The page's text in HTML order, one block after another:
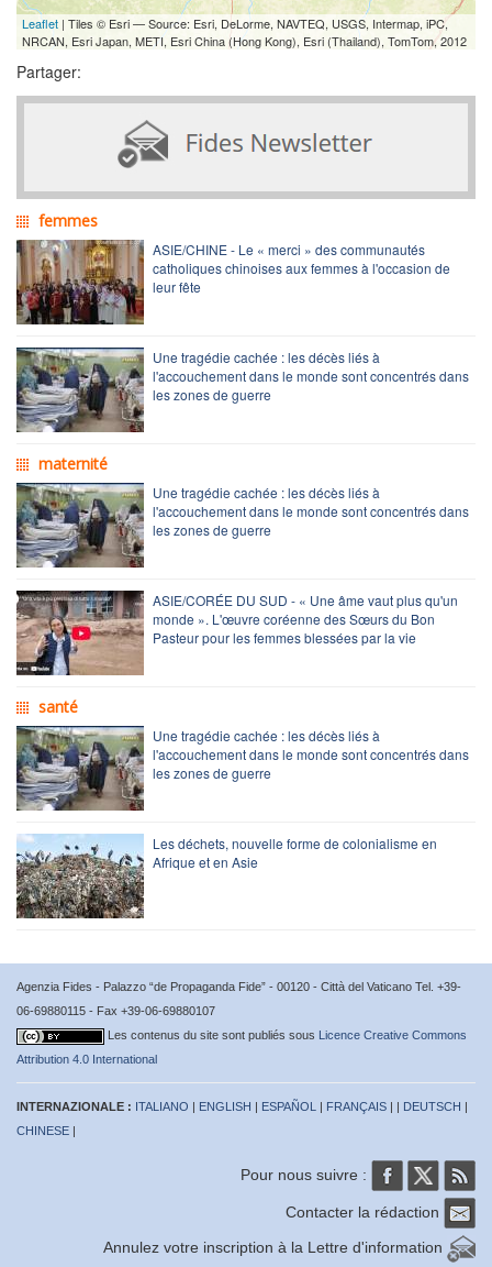
Leaflet | Tiles © Esri — Source: Esri, DeLorme, NAVTEQ, USGS, Intermap, iPC,
NRCAN, Esri Japan, METI, Esri China (Hong Kong), Esri (Thailand), TomTom, 2012
Partager:
femmes
ASIE/CHINE - Le « merci » des communautés
catholiques chinoises aux femmes à l'occasion de
leur fête
Une tragédie cachée : les décès liés à
l'accouchement dans le monde sont concentrés dans
les zones de guerre
maternité
Une tragédie cachée : les décès liés à
l'accouchement dans le monde sont concentrés dans
les zones de guerre
ASIE/CORÉE DU SUD - « Une âme vaut plus qu'un
monde ». L'œuvre coréenne des Sœurs du Bon
Pasteur pour les femmes blessées par la vie
santé
Une tragédie cachée : les décès liés à
l'accouchement dans le monde sont concentrés dans
les zones de guerre
Les déchets, nouvelle forme de colonialisme en
Afrique et en Asie
Agenzia Fides - Palazzo “de Propaganda Fide” - 00120 - Città del Vaticano Tel. +39-
06-69880115 - Fax +39-06-69880107
Les contenus du site sont publiés sous Licence Creative Commons
Attribution 4.0 International
INTERNAZIONALE : ITALIANO | ENGLISH | ESPAÑOL | FRANÇAIS | | DEUTSCH |
CHINESE |
Pour nous suivre :
Contacter la rédaction
Annulez votre inscription à la Lettre d'information